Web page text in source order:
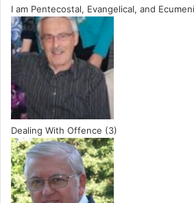
I am Pentecostal, Evangelical, and
Dealing With Offence (3)